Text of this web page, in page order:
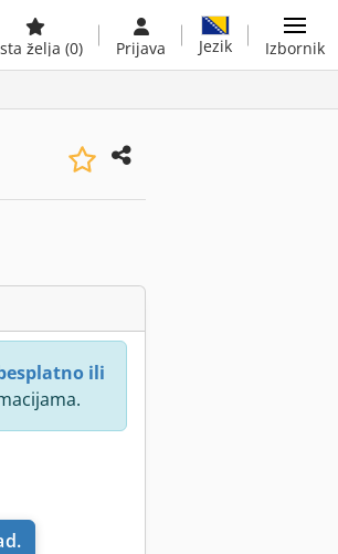
želja (0) Prijava Jezik Izbornik
ili